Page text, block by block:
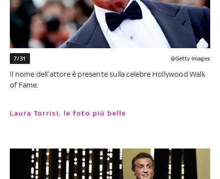
7/31 @Getty Images
Il nome dell’attore è presente sulla celebre Hollywood Walk
of Fame.
Laura Torrisi, le foto più belle